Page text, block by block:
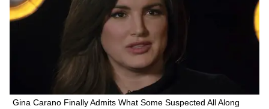
Gina Carano Finally Admits What Some Suspected All Along